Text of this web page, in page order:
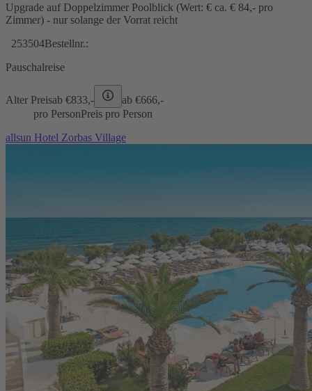
Upgrade auf Doppelzimmer Poolblick (Wert: € ca. € 84,- pro
Zimmer) - nur solange der Vorrat reicht
253504Bestellnr.:
Pauschalreise
Alter Preisab €833,- ab €666,-
pro PersonPreis pro Person
allsun Hotel Zorbas Village